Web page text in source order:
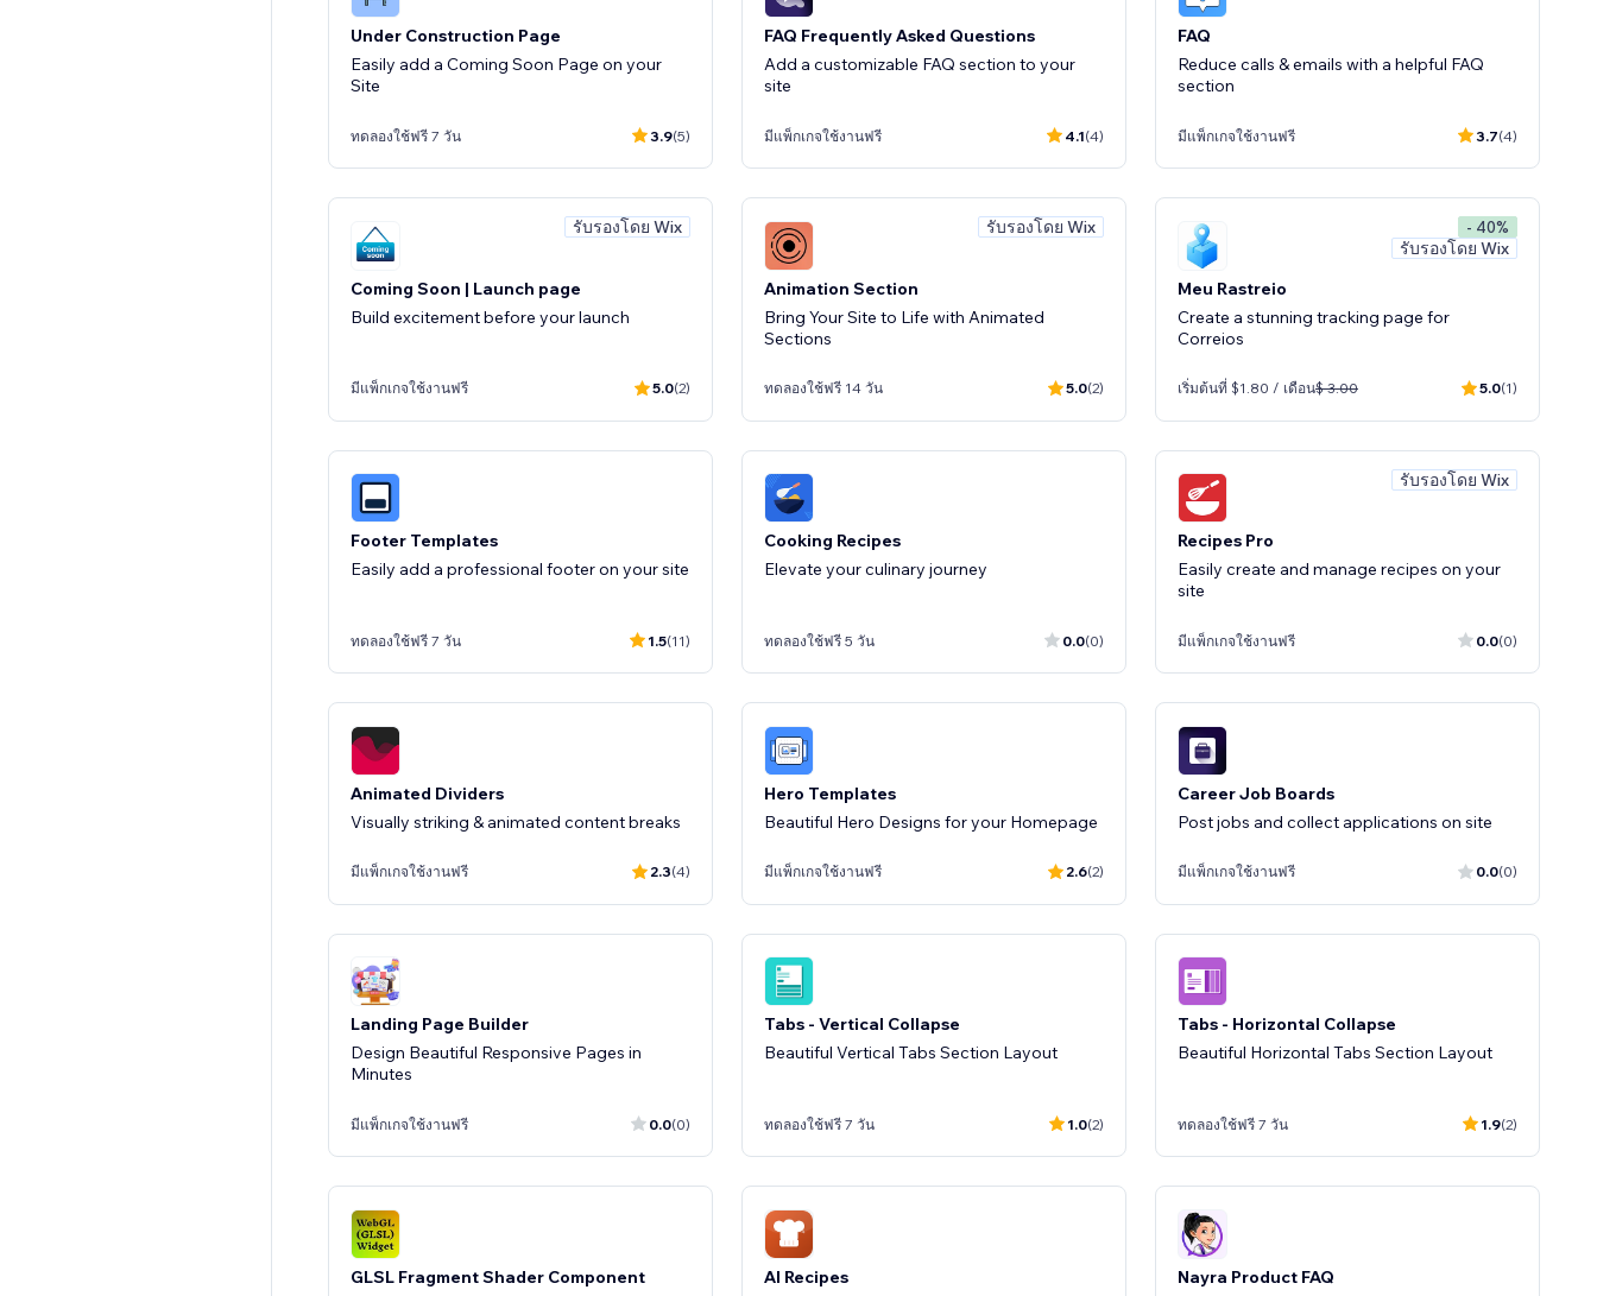
Under Construction Page
Easily add a Coming Soon Page on your
Site
ทดลองใช้ฟรี 7 วัน 3.9(5)
FAQ Frequently Asked Questions
Add a customizable FAQ section to your
site
มีแพ็กเกจใช้งานฟรี 4.1(4)
FAQ
Reduce calls & emails with a helpful FAQ
section
มีแพ็กเกจใช้งานฟรี 3.7(4)
รับรองโดย Wix
Coming Soon | Launch page
Build excitement before your launch
มีแพ็กเกจใช้งานฟรี 5.0(2)
รับรองโดย Wix
Animation Section
Bring Your Site to Life with Animated
Sections
ทดลองใช้ฟรี 14 วัน 5.0(2)
- 40%
รับรองโดย Wix
Meu Rastreio
Create a stunning tracking page for
Correios
เริ่มต้นที่ $1.80 / เดือน$ 3.00 5.0(1)
Footer Templates
Easily add a professional footer on your site
ทดลองใช้ฟรี 7 วัน 1.5(11)
Cooking Recipes
Elevate your culinary journey
ทดลองใช้ฟรี 5 วัน 0.0(0)
รับรองโดย Wix
Recipes Pro
Easily create and manage recipes on your
site
มีแพ็กเกจใช้งานฟรี 0.0(0)
Animated Dividers
Visually striking & animated content breaks
มีแพ็กเกจใช้งานฟรี 2.3(4)
Hero Templates
Beautiful Hero Designs for your Homepage
มีแพ็กเกจใช้งานฟรี 2.6(2)
Career Job Boards
Post jobs and collect applications on site
มีแพ็กเกจใช้งานฟรี 0.0(0)
Landing Page Builder
Design Beautiful Responsive Pages in
Minutes
มีแพ็กเกจใช้งานฟรี 0.0(0)
Tabs - Vertical Collapse
Beautiful Vertical Tabs Section Layout
ทดลองใช้ฟรี 7 วัน 1.0(2)
Tabs - Horizontal Collapse
Beautiful Horizontal Tabs Section Layout
ทดลองใช้ฟรี 7 วัน 1.9(2)
GLSL Fragment Shader Component
AI Recipes
Nayra Product FAQ